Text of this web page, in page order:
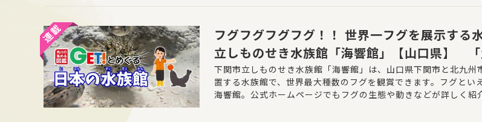
フグフグフグフグ！！ 世界一フグを展示する
立しものせき水族館「海響館」【山口県】
鑑GET！とめぐる日本の水族館」第12回
下関市立しものせき水族館「海響館」は、山口県下関市と北九州
置する水族館で、世界最大種数のフグを観賞できます。フグとい
海響館。公式ホームページでもフグの生態や動きなどが詳しく紹